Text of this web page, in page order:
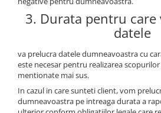
3. Durata pentru care
datele
va prelucra datele dumneavoastra cu
este necesar pentru realizarea
mentionate mai sus.
In cazul in care sunteti client, vom
dumneavoastra pe intreaga durata a